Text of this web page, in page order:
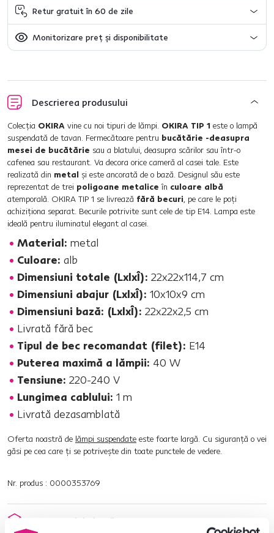
Retur gratuit în 60 de zile
Monitorizare preț și disponibilitate
Descrierea produsului
Colecţia OKIRA vine cu noi tipuri de lămpi. OKIRA TIP 1 este o lampă
suspendată de tavan. Fermecătoare pentru bucătărie -deasupra
mesei de bucătărie sau a blatului, deasupra scărilor sau într-o
cafenea sau restaurant. Va decora orice cameră al casei tale. Este
realizată din metal şi este ancorată de o bază. Designul său este
reprezentat de trei poligoane metalice în culoare albă
atemporală. OKIRA TIP 1 se livrează fără becuri, pe care le poţi
achiziţiona separat. Becurile potrivite sunt cele de tip E14. Lampa este
ideală pentru iluminatul elegant al casei.
Material: metal
Culoare: alb
Dimensiuni totale (LxlxÎ): 22x22x114,7 cm
Dimensiuni abajur (LxlxÎ): 10x10x9 cm
Dimensiuni bază: (LxlxÎ): 22x22x2,5 cm
Livrată fără bec
Tipul de bec recomandat (filet): E14
Puterea maximă a lămpii: 40 W
Tensiune: 220-240 V
Lungimea cablului: 1 m
Livrată dezasamblată
Oferta noastră de lămpi suspendate este foarte largă. Cu siguranţă o vei
găsi pe cea care ţi se potriveşte din toate punctele de vedere.
Nr. produs : 0000353769
Parametri de bază